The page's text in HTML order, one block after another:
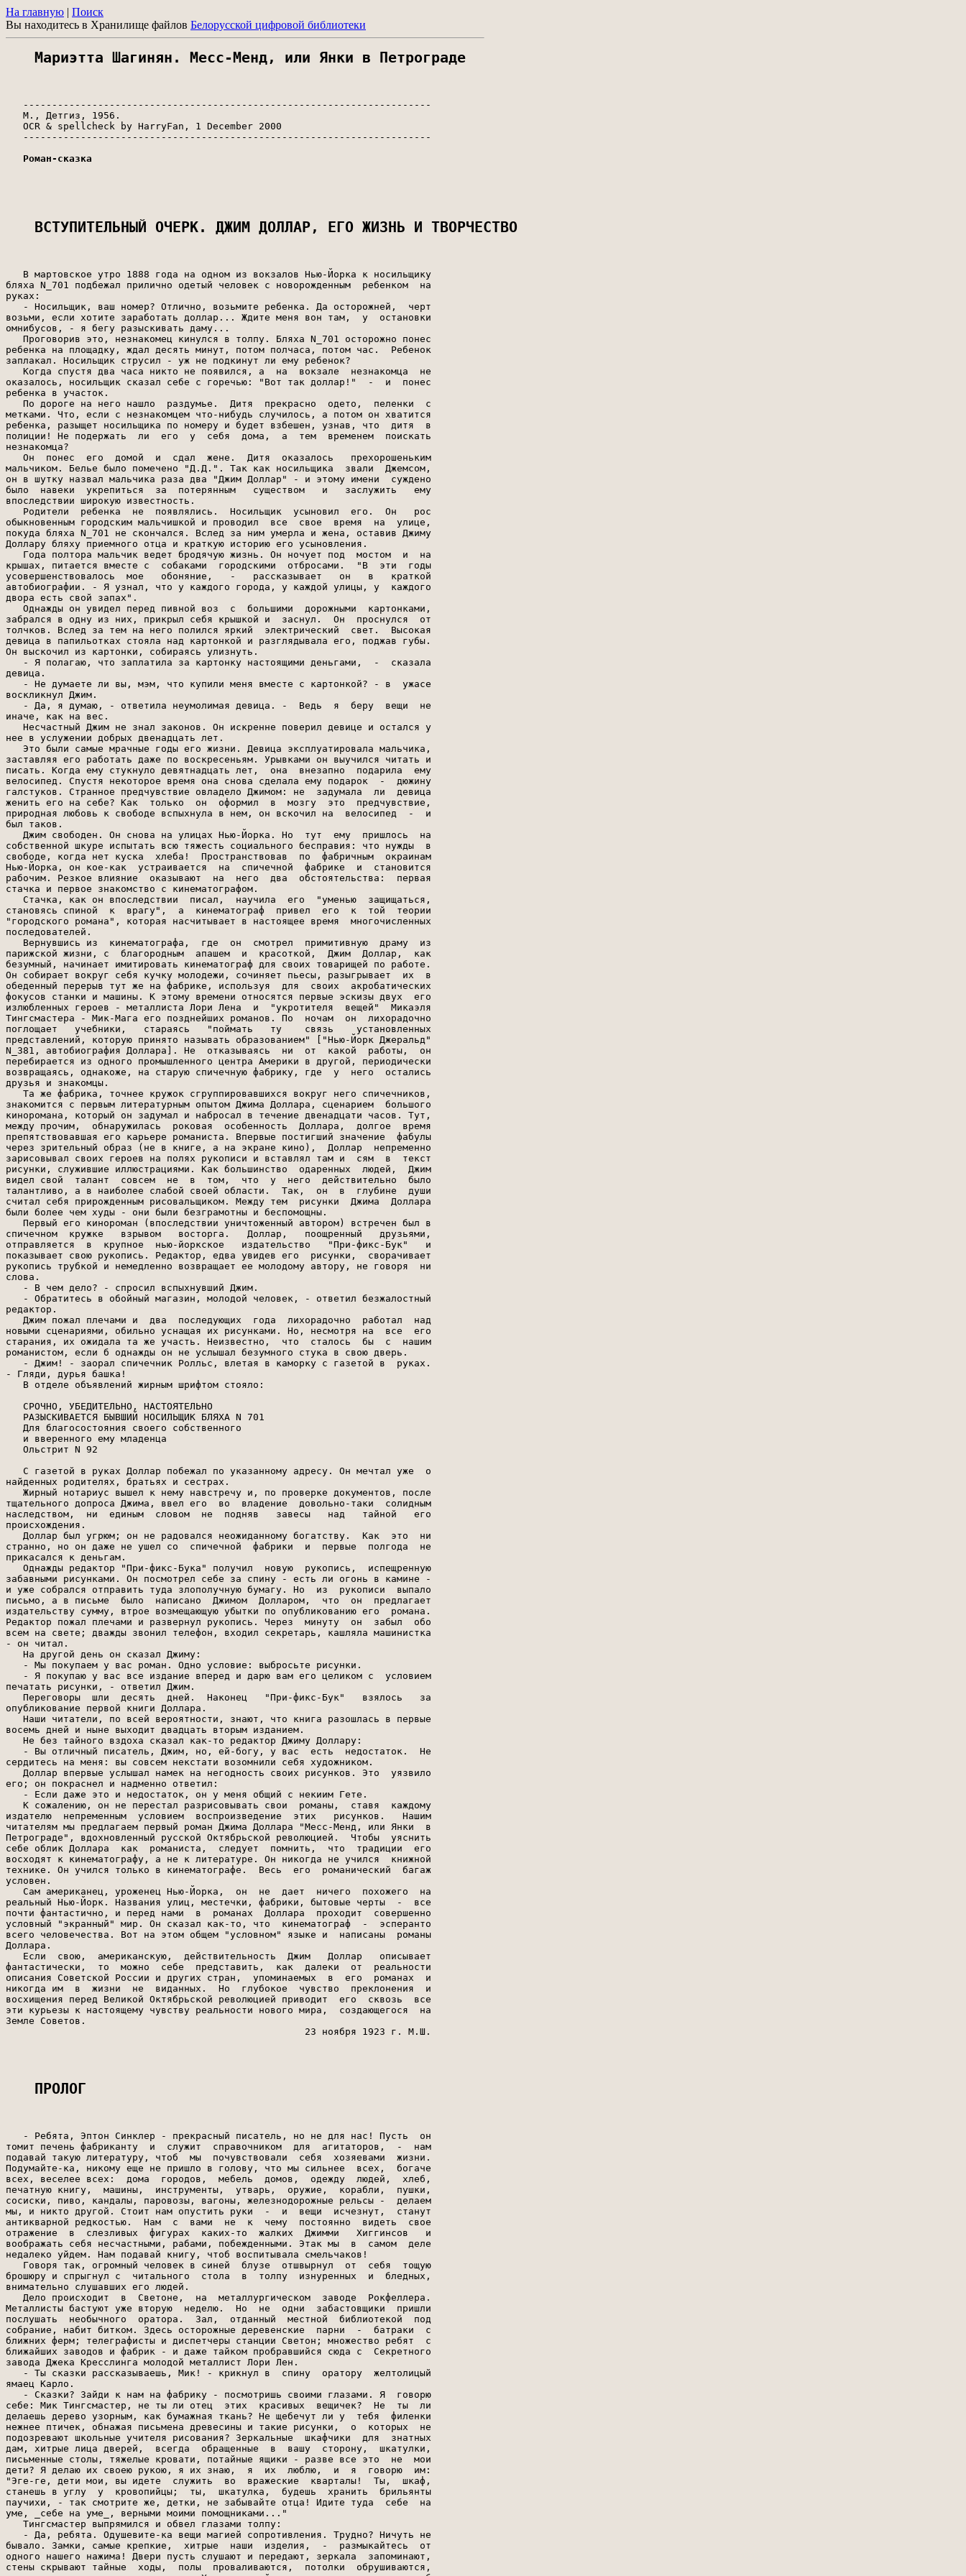
На главную | Поиск
Вы находитесь в Хранилище файлов Белорусской цифровой библиотеки
Мариэтта Шагинян. Месс-Менд, или Янки в Петрограде
   -----------------------------------------------------------------------
   М., Детгиз, 1956.
   OCR & spellcheck by HarryFan, 1 December 2000
   -----------------------------------------------------------------------
Роман-сказка
ВСТУПИТЕЛЬНЫЙ ОЧЕРК. ДЖИМ ДОЛЛАР, ЕГО ЖИЗНЬ И ТВОРЧЕСТВО
ПРОЛОГ
   - Ребята, Эптон Синклер - прекрасный писатель, но не для нас! Пусть  он
томит печень фабриканту  и  служит  справочником  для  агитаторов,  -  нам
подавай такую литературу, чтоб  мы  почувствовали  себя  хозяевами  жизни.
Подумайте-ка, никому еще не пришло в голову, что мы сильнее  всех,  богаче
всех, веселее всех:  дома  городов,  мебель  домов,  одежду  людей,  хлеб,
печатную книгу,  машины,  инструменты,  утварь,  оружие,  корабли,  пушки,
сосиски, пиво, кандалы, паровозы, вагоны, железнодорожные рельсы -  делаем
мы, и никто другой. Стоит нам опустить руки  -  и  вещи  исчезнут,  станут
антикварной редкостью.  Нам  с  вами  не  к  чему  постоянно  видеть  свое
отражение  в  слезливых  фигурах  каких-то  жалких  Джимми   Хиггинсов   и
воображать себя несчастными, рабами, побежденными. Этак мы  в  самом  деле
недалеко уйдем. Нам подавай книгу, чтоб воспитывала смельчаков!
   Говоря так, огромный человек в синей  блузе  отшвырнул  от  себя  тощую
брошюру и спрыгнул с  читального  стола  в  толпу  изнуренных  и  бледных,
внимательно слушавших его людей.
   Дело происходит  в  Светоне,  на  металлургическом  заводе  Рокфеллера.
Металлисты бастуют уже вторую  неделю.  Но  не  одни  забастовщики  пришли
послушать  необычного  оратора.  Зал,  отданный  местной  библиотекой  под
собрание, набит битком. Здесь осторожные деревенские  парни  -  батраки  с
ближних ферм; телеграфисты и диспетчеры станции Светон; множество ребят  с
ближайших заводов и фабрик - и даже тайком пробравшийся сюда с  Секретного
завода Джека Кресслинга молодой металлист Лори Лен.
   - Ты сказки рассказываешь, Мик! - крикнул в  спину  оратору  желтолицый
ямаец Карло.
   - Сказки? Зайди к нам на фабрику - посмотришь своими глазами. Я  говорю
себе: Мик Тингсмастер, не ты ли отец  этих  красивых  вещичек?  Не  ты  ли
делаешь дерево узорным, как бумажная ткань? Не щебечут ли у  тебя  филенки
нежнее птичек, обнажая письмена древесины и такие рисунки,  о  которых  не
подозревают школьные учителя рисования? Зеркальные  шкафчики  для  знатных
дам, хитрые лица дверей,  всегда  обращенные  в  вашу  сторону,  шкатулки,
письменные столы, тяжелые кровати, потайные ящики - разве все это  не  мои
дети? Я делаю их своею рукою, я их знаю,  я  их  люблю,  и  я  говорю  им:
"Эге-ге, дети мои, вы идете  служить  во  вражеские  кварталы!  Ты,  шкаф,
станешь в углу  у  кровопийцы;  ты,  шкатулка,  будешь  хранить  брильянты
паучихи, - так смотрите же, детки, не забывайте отца! Идите туда  себе  на
уме, _себе на уме_, верными моими помощниками..."
   Тингсмастер выпрямился и обвел глазами толпу:
   - Да, ребята. Одушевите-ка вещи магией сопротивления. Трудно? Ничуть не
бывало. Замки, самые крепкие,  хитрые  наши  изделия,  -  размыкайтесь  от
одного нашего нажима! Двери пусть слушают и передают, зеркала  запоминают,
стены скрывают тайные  ходы,  полы  проваливаются,  потолки  обрушиваются,